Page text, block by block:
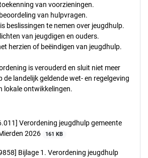
van voorzieningen.
van hulpvragen.
beslissingen te nemen over jeugdhulp.
van jeugdigen en ouders.
herzien of beëindigen van jeugdhulp.
is verouderd en sluit niet meer
de landelijk geldende wet- en regelgeving
lokale ontwikkelingen.
Verordening jeugdhulp gemeente
2026
161 KB
Bijlage 1. Verordening jeugdhulp